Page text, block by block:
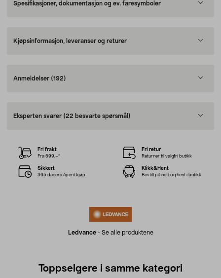
Spesifikasjoner, dokumentasjon og ev. faresymboler
Kjøpsinformasjon, leveranser og returer
Anmeldelser (192)
Eksperten svarer (22 besvarte spørsmål)
Ledvance- Se alle produktene
Fri frakt
Fra 599,–*
Fri retur
Returner til valgfri butikk
Sikkert
365 dagers åpent kjøp
Klikk&Hent
Bestill på nett og hent i butikk
Toppselgere i samme kategori